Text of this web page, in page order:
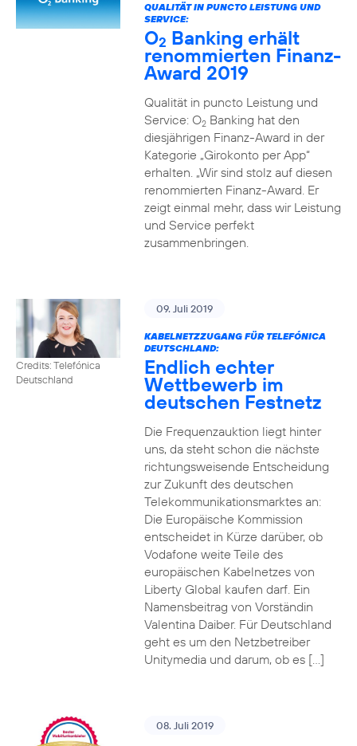
QUALITÄT IN PUNCTO LEISTUNG UND
SERVICE:
O2 Banking erhält
renommierten Finanz-
Award 2019
Qualität in puncto Leistung und
Service: O2Banking hat den
diesjährigen Finanz-Award in der
Kategorie „Girokonto per App“
erhalten. „Wir sind stolz auf diesen
renommierten Finanz-Award. Er
zeigt einmal mehr, dass wir Leistung
und Service perfekt
zusammenbringen.
Credits: Telefónica
Deutschland
09. Juli 2019
KABELNETZZUGANG FÜR TELEFÓNICA
DEUTSCHLAND:
Endlich echter
Wettbewerb im
deutschen Festnetz
Die Frequenzauktion liegt hinter
uns, da steht schon die nächste
richtungsweisende Entscheidung
zur Zukunft des deutschen
Telekommunikationsmarktes an:
Die Europäische Kommission
entscheidet in Kürze darüber, ob
Vodafone weite Teile des
europäischen Kabelnetzes von
Liberty Global kaufen darf. Ein
Namensbeitrag von Vorständin
Valentina Daiber. Für Deutschland
geht es um den Netzbetreiber
Unitymedia und darum, ob es […]
08. Juli 2019